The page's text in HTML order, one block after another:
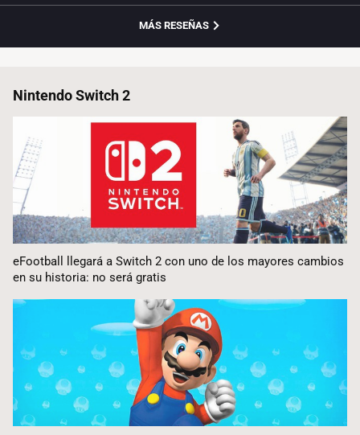
MÁS RESEÑAS
Nintendo Switch 2
eFootball llegará a Switch 2 con uno de los mayores cambios
en su historia: no será gratis